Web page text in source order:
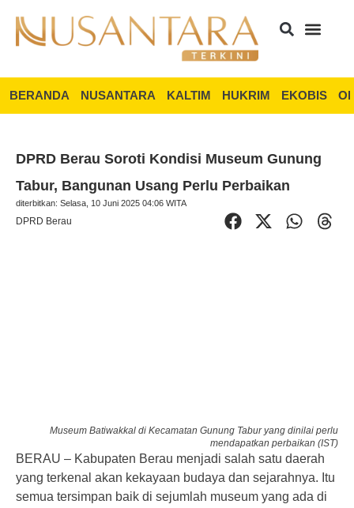
BERANDA NUSANTARA KALTIM HUKRIM EKOBIS
DPRD Berau Soroti Kondisi Museum Gunung
Tabur, Bangunan Usang Perlu Perbaikan
diterbitkan: Selasa, 10 Juni 2025 04:06 WITA
DPRD Berau
Museum Batiwakkal di Kecamatan Gunung Tabur yang dinilai perlu
mendapatkan perbaikan (IST)
BERAU – Kabupaten Berau menjadi salah satu daerah
yang terkenal akan kekayaan budaya dan sejarahnya. Itu
semua tersimpan baik di sejumlah museum yang ada di